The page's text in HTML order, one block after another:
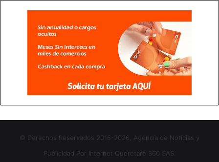
© Derechos Reservados 2015-2026, Agencia de Noticias y
Publicidad Por Internet Querétaro 360 SAS.